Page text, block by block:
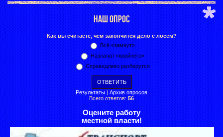
НАШ ОПРОС
Как вы считаете, чем закончится дело с лосем?
Всё «замнут»
Назначат «крайнего»
Справедливо разберутся
Результаты | Архив опросов
Всего ответов: 56
Оцените работу
местной власти!